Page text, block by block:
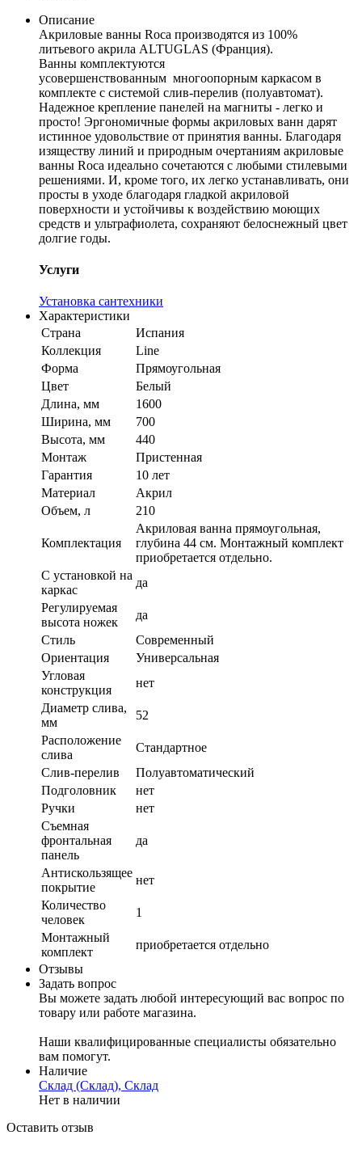
Описание
Акриловые ванны Roca производятся из 100%
литьевого акрила ALTUGLAS (Франция).
Ванны комплектуются
усовершенствованным многоопорным каркасом в
комплекте с системой слив-перелив (полуавтомат).
Надежное крепление панелей на магниты - легко и
просто! Эргономичные формы акриловых ванн дарят
истинное удовольствие от принятия ванны. Благодаря
изяществу линий и природным очертаниям акриловые
ванны Roca идеально сочетаются с любыми стилевыми
решениями. И, кроме того, их легко устанавливать, они
просты в уходе благодаря гладкой акриловой
поверхности и устойчивы к воздействию моющих
средств и ультрафиолета, сохраняют белоснежный цвет
долгие годы.
Услуги
Установка сантехники
Характеристики
Страна
Испания
Коллекция
Line
Форма
Прямоугольная
Цвет
Белый
Длина, мм
1600
Ширина, мм
700
Высота, мм
440
Монтаж
Пристенная
Гарантия
10 лет
Материал
Акрил
Объем, л
210
Комплектация
Акриловая ванна прямоугольная,
глубина 44 см. Монтажный комплект
приобретается отдельно.
С установкой на
каркас
да
Регулируемая
высота ножек
да
Стиль
Современный
Ориентация
Универсальная
Угловая
конструкция
нет
Диаметр слива,
мм
52
Расположение
слива
Стандартное
Слив-перелив
Полуавтоматический
Подголовник
нет
Ручки
нет
Съемная
фронтальная
панель
да
Антискользящее
покрытие
нет
Количество
человек
1
Монтажный
комплект
приобретается отдельно
Отзывы
Задать вопрос
Вы можете задать любой интересующий вас вопрос по
товару или работе магазина.
Наши квалифицированные специалисты обязательно
вам помогут.
Наличие
Склад (Склад), Склад
Нет в наличии
Оставить отзыв